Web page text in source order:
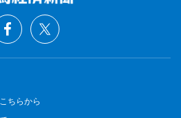
ちらから